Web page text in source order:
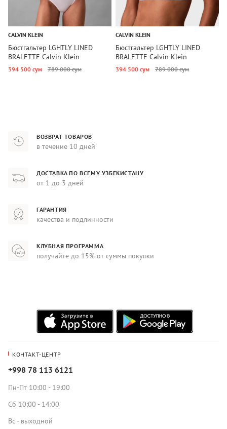
CALVIN KLEIN
Бюстгальтер LGHTLY LINED
BRALETTE Calvin Klein
394 500 сум 789 000 сум
CALVIN KLEIN
Бюстгальтер LGHTLY LINED
BRALETTE Calvin Klein
394 500 сум 789 000 сум
ВОЗВРАТ ТОВАРОВ
в течение 10 дней
ДОСТАВКА ПО ВСЕМУ УЗБЕКИСТАНУ
от 1 до 3 дней
ГАРАНТИЯ
качества и подлинности
КЛУБНАЯ ПРОГРАММА
получайте до 15% от суммы покупки
КОНТАКТ-ЦЕНТР
+998 78 113 6121
Пн-Пт 10:00 - 19:00
Сб 10:00 - 14:00
Вс - выходной